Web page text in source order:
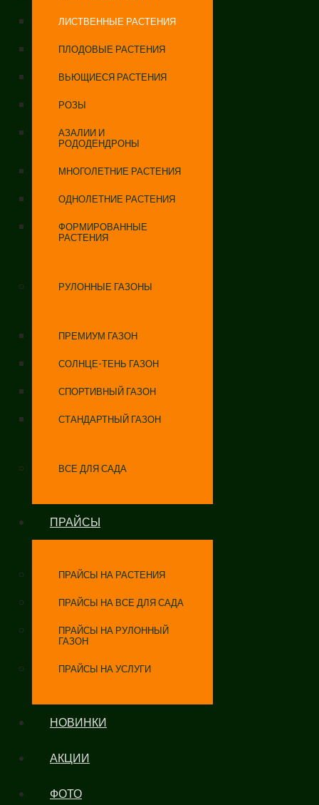
ЛИСТВЕННЫЕ РАСТЕНИЯ
ПЛОДОВЫЕ РАСТЕНИЯ
ВЬЮЩИЕСЯ РАСТЕНИЯ
РОЗЫ
АЗАЛИИ И
РОДОДЕНДРОНЫ
МНОГОЛЕТНИЕ РАСТЕНИЯ
ОДНОЛЕТНИЕ РАСТЕНИЯ
ФОРМИРОВАННЫЕ
РАСТЕНИЯ
РУЛОННЫЕ ГАЗОНЫ
ПРЕМИУМ ГАЗОН
СОЛНЦЕ-ТЕНЬ ГАЗОН
СПОРТИВНЫЙ ГАЗОН
СТАНДАРТНЫЙ ГАЗОН
ВСЕ ДЛЯ САДА
ПРАЙСЫ
ПРАЙСЫ НА РАСТЕНИЯ
ПРАЙСЫ НА ВСЕ ДЛЯ САДА
ПРАЙСЫ НА РУЛОННЫЙ
ГАЗОН
ПРАЙСЫ НА УСЛУГИ
НОВИНКИ
АКЦИИ
ФОТО